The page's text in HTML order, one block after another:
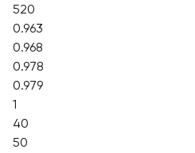
520
0.963
0.968
0.978
0.979
1
40
50